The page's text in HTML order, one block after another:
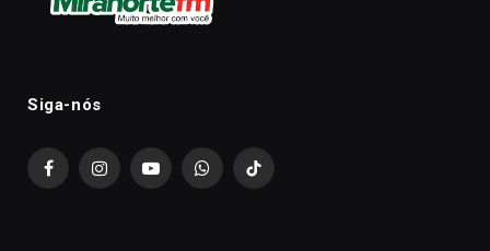
Siga-nós
FacebookInstagramYouTubeWhatsAppTikTok